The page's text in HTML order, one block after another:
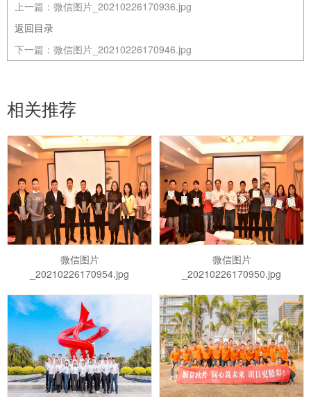
上一篇： 微信图片_20210226170936.jpg
返回目录
下一篇： 微信图片_20210226170946.jpg
相关推荐
微信图片
_20210226170954.jpg
微信图片
_20210226170950.jpg